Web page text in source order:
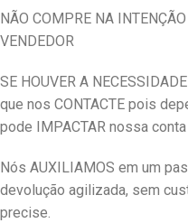
NÃO COMPRE NA
VENDEDOR
SE HOUVER A
que nos CONTACTE pois
pode IMPACTAR nossa
Nós AUXILIAMOS em um
devolução agilizada, sem
precise.